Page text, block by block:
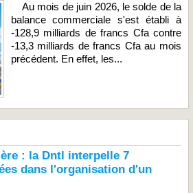
Au mois de juin 2026, le solde de la
balance commerciale s'est établi à
-128,9 milliards de francs Cfa contre
-13,3 milliards de francs Cfa au mois
précédent. En effet, les...
: la Dntl interpelle 7
dans l'organisation d'un